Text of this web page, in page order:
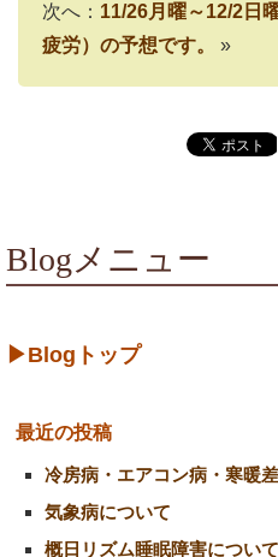
次へ： 11/26月曜～12/2日
疲労）の予想です。
»
Blogメニュー
▶Blogトップ
最近の投稿
冷房病・エアコン病・寒暖
気象病について
概日リズム睡眠障害について